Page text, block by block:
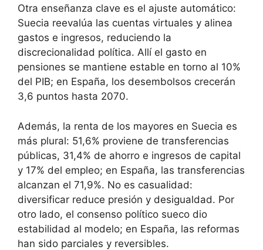
Otra enseñanza clave es el ajuste automático:
Suecia reevalúa las cuentas virtuales y alinea
gastos e ingresos, reduciendo la
discrecionalidad política. Allí el gasto en
pensiones se mantiene estable en torno al 10%
del PIB; en España, los desembolsos crecerán
3,6 puntos hasta 2070.
Además, la renta de los mayores en Suecia es
más plural: 51,6% proviene de transferencias
públicas, 31,4% de ahorro e ingresos de capital
y 17% del empleo; en España, las transferencias
alcanzan el 71,9%. No es casualidad:
diversificar reduce presión y desigualdad. Por
otro lado, el consenso político sueco dio
estabilidad al modelo; en España, las reformas
han sido parciales y reversibles.